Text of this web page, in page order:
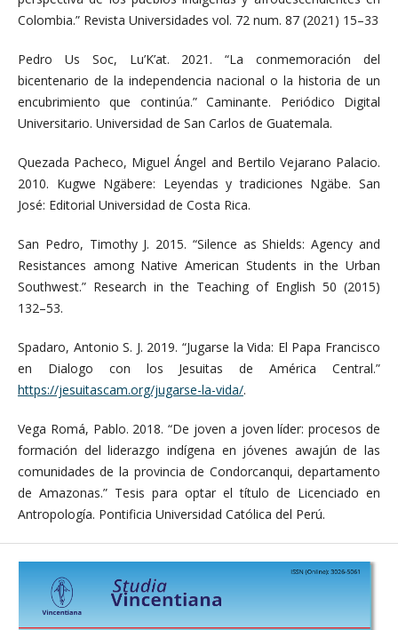
Colombia.” Revista Universidades vol. 72 num. 87 (2021) 15–33
Pedro Us Soc, Lu’K’at. 2021. “La conmemoración del
bicentenario de la independencia nacional o la historia de un
encubrimiento que continúa.” Caminante. Periódico Digital
Universitario. Universidad de San Carlos de Guatemala.
Quezada Pacheco, Miguel Ángel and Bertilo Vejarano Palacio.
2010. Kugwe Ngäbere: Leyendas y tradiciones Ngäbe. ‎San
José: Editorial Universidad de Costa Rica.
San Pedro, Timothy J. 2015. “Silence as Shields: Agency and
Resistances among Native American Students in the Urban
Southwest.” Research in the Teaching of English 50 (2015)
132–53.
Spadaro, Antonio S. J. 2019. “Jugarse la Vida: El Papa Francisco
en Dialogo con los Jesuitas de América Central.”
https://jesuitascam.org/jugarse-la-vida/.
Vega Romá, Pablo. 2018. “De joven a joven líder: procesos de
formación del liderazgo indígena en jóvenes awajún de las
comunidades de la provincia de Condorcanqui, departamento
de Amazonas.” Tesis para optar el título de Licenciado en
Antropología. Pontificia Universidad Católica del Perú.